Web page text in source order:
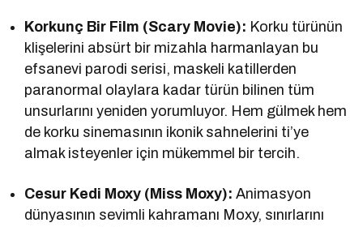
Korkunç Bir Film (Scary Movie): Korku türünün
klişelerini absürt bir mizahla harmanlayan bu
efsanevi parodi serisi, maskeli katillerden
paranormal olaylara kadar türün bilinen tüm
unsurlarını yeniden yorumluyor. Hem gülmek hem
de korku sinemasının ikonik sahnelerini ti’ye
almak isteyenler için mükemmel bir tercih.
Cesur Kedi Moxy (Miss Moxy): Animasyon
dünyasının sevimli kahramanı Moxy, sınırlarını